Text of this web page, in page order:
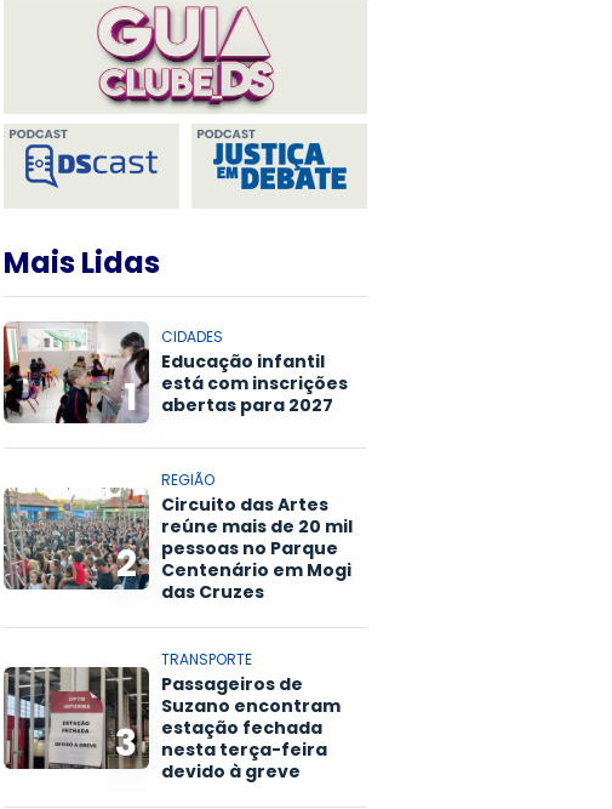
Mais Lidas
1
CIDADES
Educação infantil
está com inscrições
abertas para 2027
2
REGIÃO
Circuito das Artes
reúne mais de 20 mil
pessoas no Parque
Centenário em Mogi
das Cruzes
3
TRANSPORTE
Passageiros de
Suzano encontram
estação fechada
nesta terça-feira
devido à greve